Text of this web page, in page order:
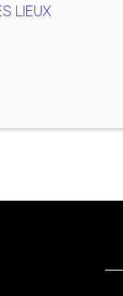
LIEUX